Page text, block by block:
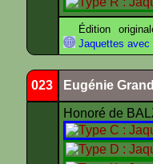
Édition
Jaquettes avec
023 Eugénie
Honoré de